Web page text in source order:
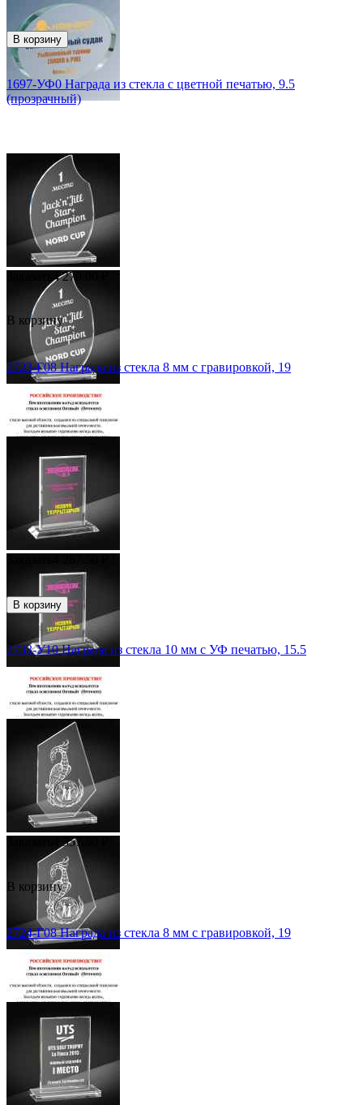
В корзину
1697-УФ0 Награда из стекла с цветной печатью, 9.5
(прозрачный)
Заказать4 270.00
В корзину
2723-Г08 Награда из стекла 8 мм с гравировкой, 19
В корзину
2733-У10 Награда из стекла 10 мм с УФ печатью, 15.5
4 357.50
В корзину
2724-Г08 Награда из стекла 8 мм с гравировкой, 19